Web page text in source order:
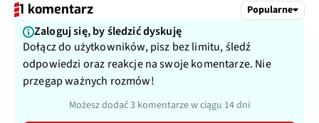
1 komentarz Popularne
Zaloguj się, by śledzić dyskuję
Dołącz do użytkowników, pisz bez limitu, śledź
odpowiedzi oraz reakcje na swoje komentarze. Nie
przegap ważnych rozmów!
Możesz dodać 3 komentarze w ciągu 14 dni